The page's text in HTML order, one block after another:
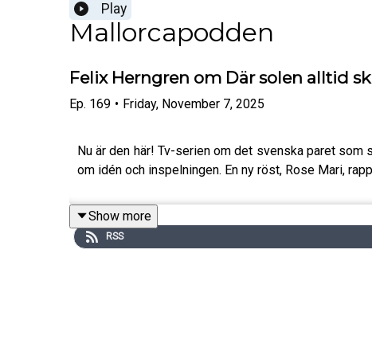
Play
Mallorcapodden
Felix Herngren om Där solen alltid
Ep. 169 • Friday, November 7, 2025
Nu är den här! Tv-serien om det svenska paret
om idén och inspelningen. En ny röst, Rose Mari,
Show more
RSS